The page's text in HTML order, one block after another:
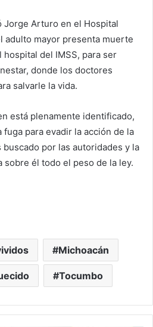
Jorge Arturo en el Hospital
adulto mayor presenta muerte
del IMSS, para ser
donde los doctores
salvarle la vida.
está plenamente identificado,
para evadir la acción de la
por las autoridades y la
sobre él todo el peso de la ley.
Michoacán
Tocumbo